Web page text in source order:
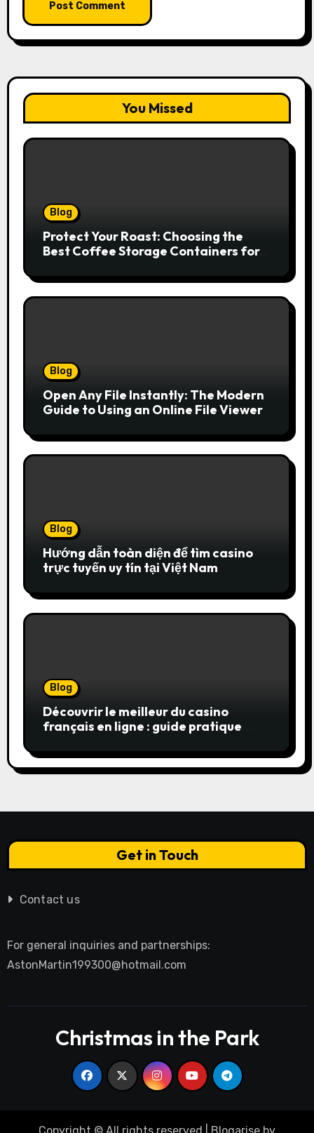
You Missed
Blog
Protect Your Roast: Choosing the
Best Coffee Storage Containers for
Blog
Open Any File Instantly: The Modern
Guide to Using an Online File Viewer
Blog
Hướng dẫn toàn diện để tìm casino
trực tuyến uy tín tại Việt Nam
Blog
Découvrir le meilleur du casino
français en ligne : guide pratique
Get in Touch
Contact us
For general inquiries and partnerships:
AstonMartin199300@hotmail.com
Christmas in the Park
Copyright © All rights reserved Blogarise by